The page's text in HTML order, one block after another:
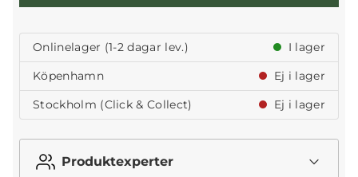
Onlinelager (1-2 dagar lev.)
I lager
Köpenhamn
Ej i lager
Stockholm (Click & Collect)
Ej i lager
Produktexperter